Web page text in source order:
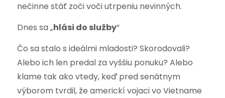
nečinne stáť zoči voči utrpeniu nevinných.
Dnes sa „hlási do služby“
Čo sa stalo s ideálmi mladosti? Skorodovali?
Alebo ich len predal za vyššiu ponuku? Alebo
klame tak ako vtedy, keď pred senátnym
výborom tvrdil, že americkí vojaci vo Vietname